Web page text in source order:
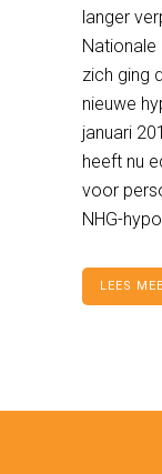
langer
Nationale
zich ging
nieuwe
januari
heeft nu
voor
NHG-
LEES